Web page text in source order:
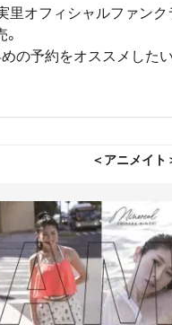
里オフィシャルファン
の予約をオススメしたい
＜アニメイト